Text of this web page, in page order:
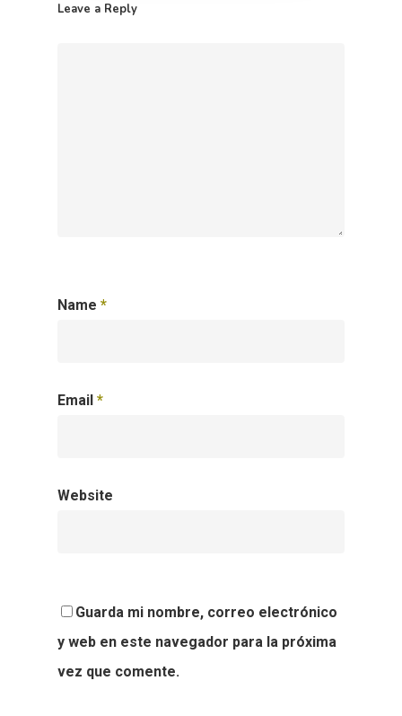
Leave a Reply
Name *
Email *
Website
Guarda mi nombre, correo electrónico
y web en este navegador para la próxima
vez que comente.